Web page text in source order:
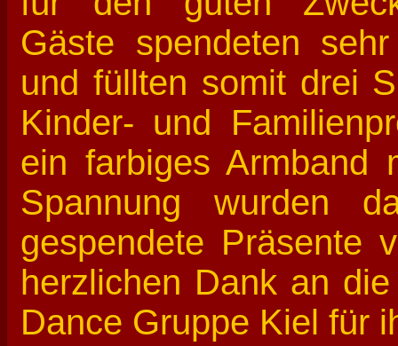
Gäste spendeten
und füllten somit drei
Kinder- und
ein farbiges Armband
Spannung wurden
gespendete Präsente
herzlichen Dank an
Dance Gruppe Kiel für